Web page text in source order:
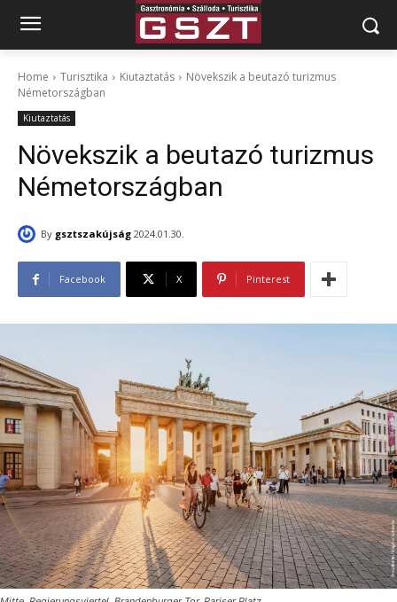
Home Turisztika Kiutaztatás
Növekszik a beutazó turizmus
Németországban
Kiutaztatás
Növekszik a beutazó turizmus
Németországban
By gsztszakújság 2024.01.30.
Facebook X Pinterest